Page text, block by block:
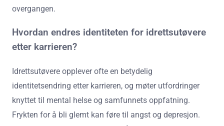
overgangen.
Hvordan endres identiteten for idrettsutøvere
etter karrieren?
Idrettsutøvere opplever ofte en betydelig
identitetsendring etter karrieren, og møter utfordringer
knyttet til mental helse og samfunnets oppfatning.
Frykten for å bli glemt kan føre til angst og depresjon.